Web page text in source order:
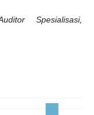
Spesialisasi,